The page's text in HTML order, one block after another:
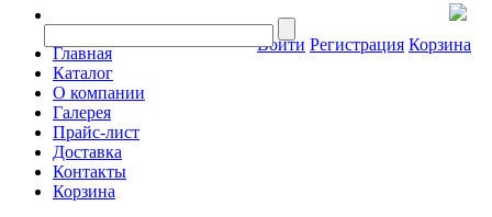
Войти Регистрация Корзина
Главная
Каталог
О компании
Галерея
Прайс-лист
Доставка
Контакты
Корзина